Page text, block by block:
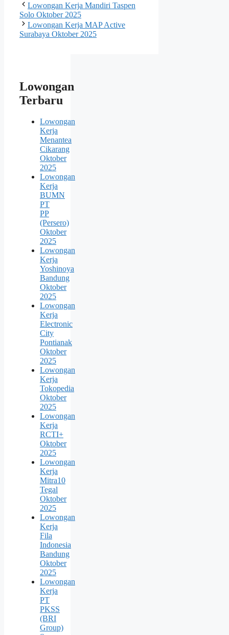
Lowongan Kerja Mandiri Taspen
Solo Oktober 2025
Lowongan Kerja MAP Active
Surabaya Oktober 2025
Lowongan
Terbaru
Lowongan
Kerja
Menantea
Cikarang
Oktober
2025
Lowongan
Kerja
BUMN
PT
PP
(Persero)
Oktober
2025
Lowongan
Kerja
Yoshinoya
Bandung
Oktober
2025
Lowongan
Kerja
Electronic
City
Pontianak
Oktober
2025
Lowongan
Kerja
Tokopedia
Oktober
2025
Lowongan
Kerja
RCTI+
Oktober
2025
Lowongan
Kerja
Mitra10
Tegal
Oktober
2025
Lowongan
Kerja
Fila
Indonesia
Bandung
Oktober
2025
Lowongan
Kerja
PT
PKSS
(BRI
Group)